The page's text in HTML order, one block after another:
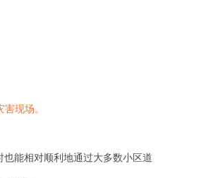
现场。
能相对顺利地通过大多数小区道